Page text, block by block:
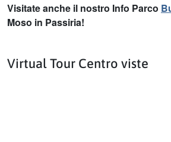
Visitate anche il nostro Info Parco
Moso in Passiria!
Virtual Tour Centro viste